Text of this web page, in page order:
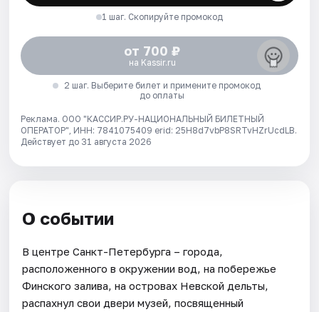
1 шаг. Скопируйте промокод
от 700 ₽
на Kassir.ru
2 шаг. Выберите билет и примените промокод
до оплаты
Реклама. ООО "КАССИР.РУ-НАЦИОНАЛЬНЫЙ БИЛЕТНЫЙ
ОПЕРАТОР", ИНН: 7841075409 erid: 25H8d7vbP8SRTvHZrUcdLB.
Действует до 31 августа 2026
О событии
В центре Санкт-Петербурга – города,
расположенного в окружении вод, на побережье
Финского залива, на островах Невской дельты,
распахнул свои двери музей, посвященный